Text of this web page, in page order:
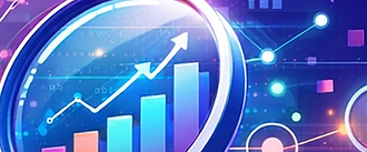
Login